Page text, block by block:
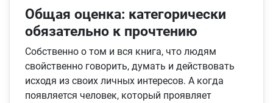
Общая оценка: категорически
обязательно к прочтению
Собственно о том и вся книга, что людям
свойственно говорить, думать и действовать
исходя из своих личных интересов. А когда
появляется человек, который проявляет